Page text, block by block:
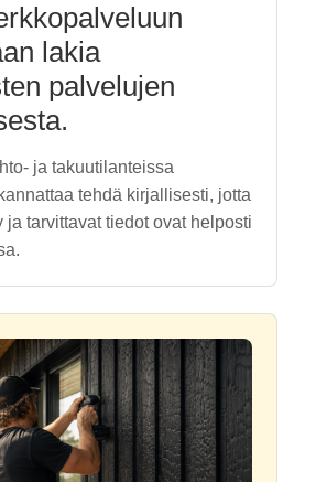
lakia
palvelujen
ja takuutilanteissa
tehdä kirjallisesti, jotta
ja tarvittavat tiedot ovat helposti